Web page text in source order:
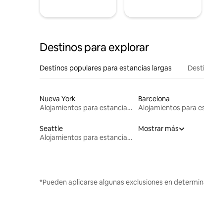
Destinos para explorar
Destinos populares para estancias largas
Nueva York
Alojamientos para estancias largas
Barcelona
Seattle
Alojamientos para estancias largas
Mostrar más
*Pueden aplicarse algunas exclusiones en